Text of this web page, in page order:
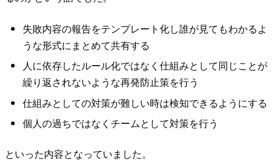
失敗内容の報告をテンプレート化し誰が見てもわかるよ
うな形式にまとめて共有する
人に依存したルール化ではなく仕組みとして同じことが
繰り返されないような再発防止策を行う
仕組みとしての対策が難しい時は検知できるようにする
個人の過ちではなくチームとして対策を行う
といった内容となっていました。